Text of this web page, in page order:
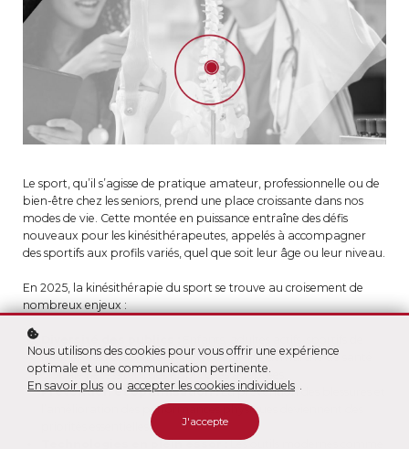
Le sport, qu’il s’agisse de pratique amateur, professionnelle ou de
bien-être chez les seniors, prend une place croissante dans nos
modes de vie. Cette montée en puissance entraîne des défis
nouveaux pour les kinésithérapeutes, appelés à accompagner
des sportifs aux profils variés, quel que soit leur âge ou leur niveau.
En 2025, la kinésithérapie du sport se trouve au croisement de
nombreux enjeux :
haut niveau et seniors engagés dans une démarche de santé
globale nécessitent des approches adaptées.
Prévention et optimisation :La prévention des blessures et
l’amélioration des performances physiques deviennent des
priorités essentielles.
Technologies en plein essor :Les outils modernes comme
Nous utilisons des cookies pour vous offrir une expérience
optimale et une communication pertinente.
En savoir plus ou accepter les cookies individuels .
J'accepte